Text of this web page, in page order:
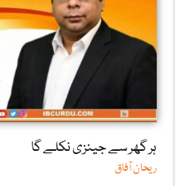
ہر گھر سے جینزی نکلے گا
ریحان آفاق